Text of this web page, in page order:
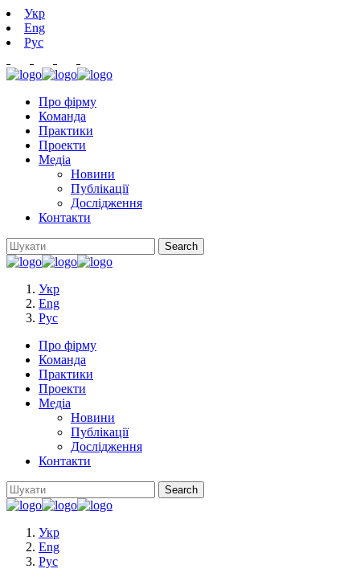
Укр
Eng
Рус
Про фірму
Команда
Практики
Проекти
Медіа
Новини
Публікації
Дослідження
Контакти
Укр
Eng
Рус
Про фірму
Команда
Практики
Проекти
Медіа
Новини
Публікації
Дослідження
Контакти
Укр
Eng
Рус